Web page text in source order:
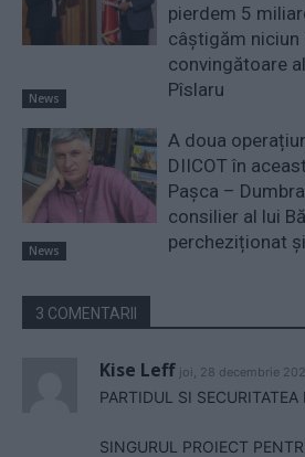
News
pierdem 5
câștigăm
convingătoare
Pîslaru
News
A doua
DIICOT în
Pașca –
consilier al lui
percheziționat
3 COMENTARII
Kise Leff joi, 28 decembrie
PARTIDUL SI
SINGURUL PROIECT